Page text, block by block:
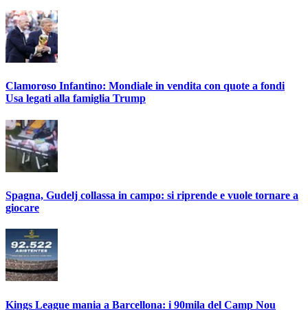
Clamoroso Infantino: Mondiale in vendita con quote a fondi
Usa legati alla famiglia Trump
Spagna, Gudelj collassa in campo: si riprende e vuole tornare a
giocare
Kings League mania a Barcellona: i 90mila del Camp Nou